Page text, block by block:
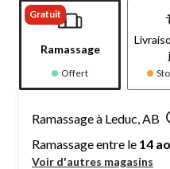
Gratuit
Ramassage
Offert
Ramassage à Leduc, AB
Ramassage entre le 14
Voir d'autres magasins